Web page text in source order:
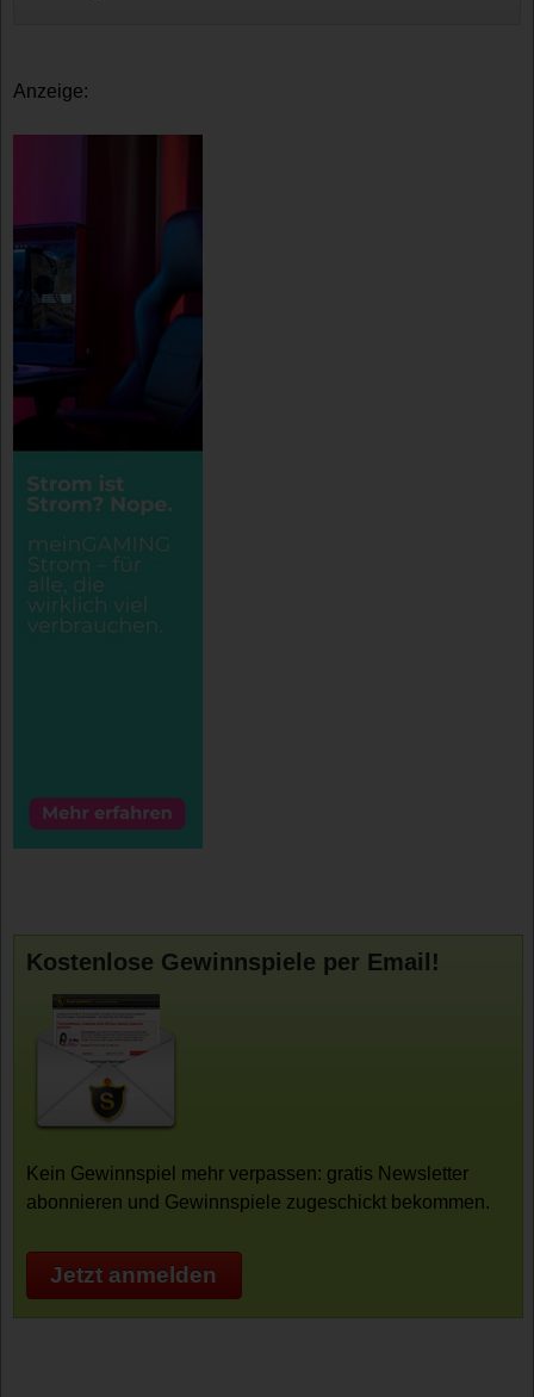
Anzeige:
Kostenlose Gewinnspiele per Email!
Kein Gewinnspiel mehr verpassen: gratis Newsletter
abonnieren und Gewinnspiele zugeschickt bekommen.
Jetzt anmelden